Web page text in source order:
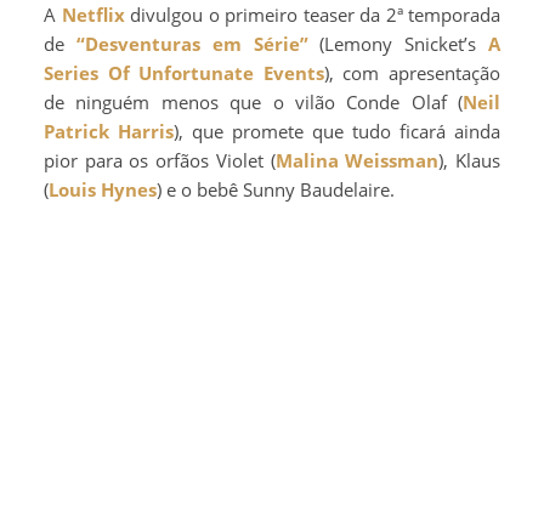
Netflixdivulgou o primeiro teaser da 2ª temporada
de “Desventuras em Série”(Lemony Snicket’sA
Series Of Unfortunate Events), com apresentação
de ninguém menos que o vilão Conde Olaf (Neil
Patrick Harris), que promete que tudo ficará ainda
pior para os orfãos Violet (Malina Weissman), Klaus
(Louis Hynes) e o bebê Sunny Baudelaire.